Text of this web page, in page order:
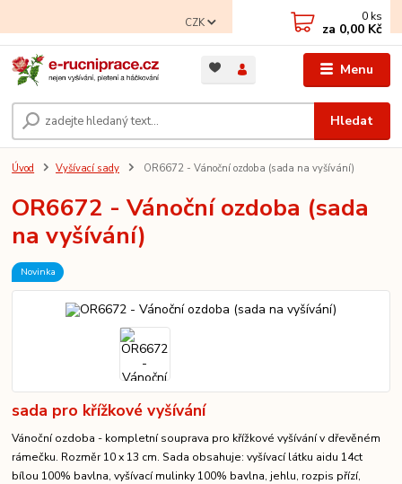
Menu
CZK
Hledat
0 ks
za 0,00 Kč
Úvod Vyšívací sady OR6672 - Vánoční ozdoba (sada na vyšívání)
OR6672 - Vánoční ozdoba (sada
na vyšívání)
Novinka
sada pro křížkové vyšívání
Vánoční ozdoba - kompletní souprava pro křížkové vyšívání v dřevěném
rámečku. Rozměr 10 x 13 cm. Sada obsahuje: vyšívací látku aidu 14ct
bílou 100% bavlna, vyšívací mulinky 100% bavlna, jehlu, rozpis přízí,